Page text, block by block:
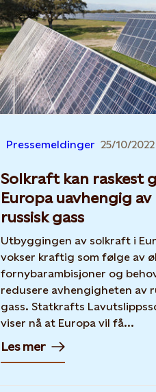
Pressemeldinger 25/10/2022
Solkraft kan raskest
Europa uavhengig av
russisk gass
Utbyggingen av solkraft i
vokser kraftig som følge av
fornybarambisjoner og
redusere avhengigheten av
gass. Statkrafts Lavutslippsscenario
viser nå at Europa vil få...
Les mer